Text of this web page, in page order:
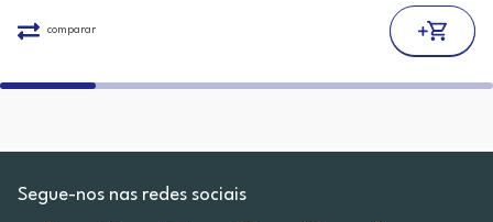
comparar
Segue-nos nas redes sociais